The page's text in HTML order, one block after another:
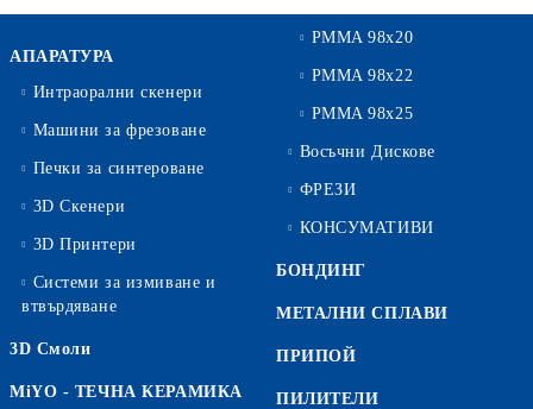
АПАРАТУРА
Интраорални скенери
Машини за фрезоване
Печки за синтероване
3D Скенери
3D Принтери
Системи за измиване и
втвърдяване
3D Смоли
MiYO - ТЕЧНА КЕРАМИКА
PMMA 98x20
PMMA 98x22
PMMA 98x25
Восъчни Дискове
ФРЕЗИ
КОНСУМАТИВИ
БОНДИНГ
МЕТАЛНИ СПЛАВИ
ПРИПОЙ
ПИЛИТЕЛИ